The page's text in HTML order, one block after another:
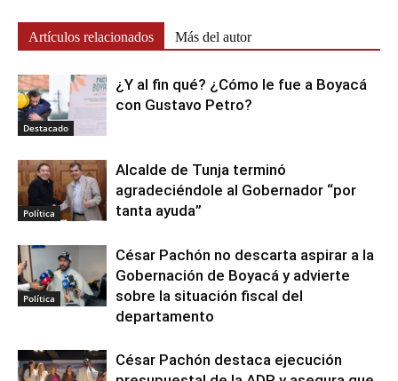
Artículos relacionados Más del autor
Destacado
¿Y al fin qué? ¿Cómo le fue a Boyacá
con Gustavo Petro?
Política
Alcalde de Tunja terminó
agradeciéndole al Gobernador “por
tanta ayuda”
Política
César Pachón no descarta aspirar a la
Gobernación de Boyacá y advierte
sobre la situación fiscal del
departamento
César Pachón destaca ejecución